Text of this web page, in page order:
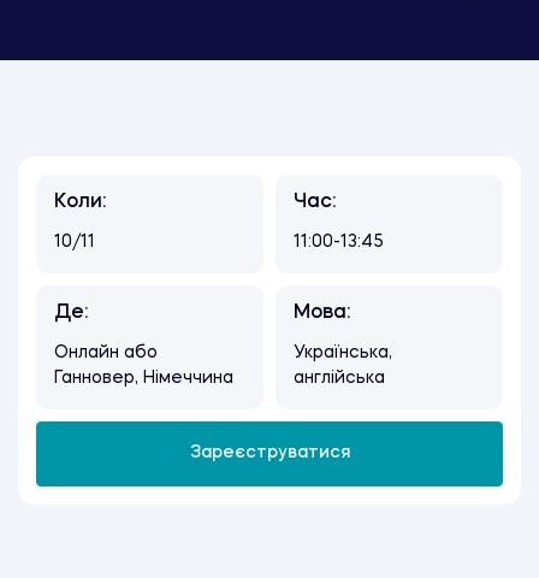
Коли:
10/11
Час:
11:00-13:45
Де:
Онлайн або
Ганновер, Німеччина
Мова:
Українська,
англійська
Зареєструватися